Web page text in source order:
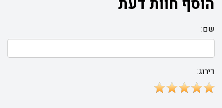
הוסף חוות דעת
שם:
דירוג: